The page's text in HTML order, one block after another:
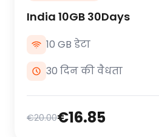
India 10GB 30Days
10 GB डेटा
30 दिन की वैधता
€20.00€16.85